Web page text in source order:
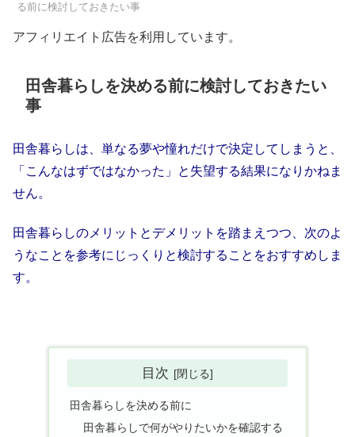
る前に検討しておきたい事
アフィリエイト広告を利用しています。
田舎暮らしを決める前に検討しておきたい
事
田舎暮らしは、単なる夢や憧れだけで決定してしまうと、
「こんなはずではなかった」と失望する結果になりかねま
せん。
田舎暮らしのメリットとデメリットを踏まえつつ、次のよ
うなことを参考にじっくりと検討することをおすすめしま
す。
目次
田舎暮らしを決める前に
田舎暮らしで何がやりたいかを確認する